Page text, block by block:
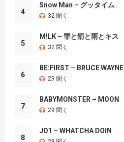
4
Snow Man – グッタイム
32 聞く
5
M!LK – 罪と罰と雨とキス
32 聞く
6
BE:FIRST – BRUCE WAYNE
29 聞く
7
BABYMONSTER – MOON
29 聞く
8
JO1 – WHATCHA DOIN